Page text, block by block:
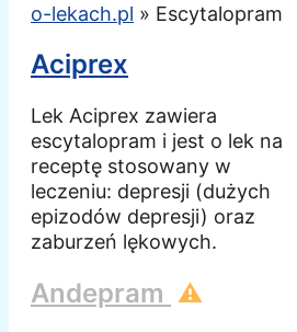
o-lekach.pl » Escytalopram
Aciprex
Lek Aciprex zawiera
escytalopram i jest o lek na
receptę stosowany w
leczeniu: depresji (dużych
epizodów depresji) oraz
zaburzeń lękowych.
Andepram ⚠️